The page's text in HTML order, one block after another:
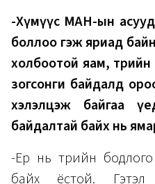
-Хүмүүс МАН-ын
боллоо гэж яриад
холбоотой яам,
зогсонги байдалд
хэлэлцэж байгаа
байдалтай байх нь ямар
-Ер нь төрийн
байх ёстой. Гэтэл